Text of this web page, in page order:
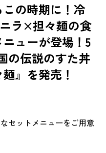
2027年〜2028年
の時期に！冷
ラ×担々麺の食
ューが登場！5
の伝説のすた丼
』を発売！
セットメニューをご用意